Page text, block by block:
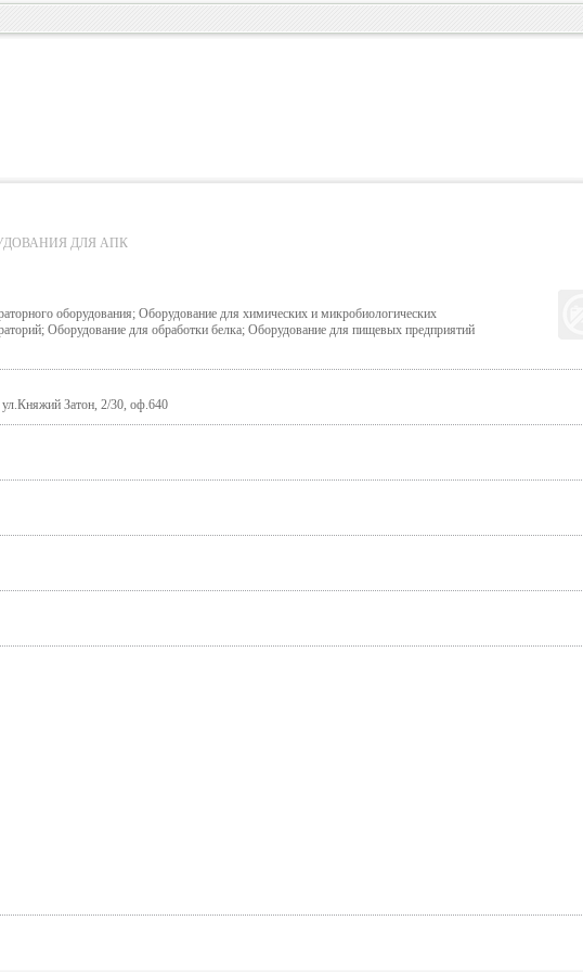
ДЛЯ АПК
оборудования; Оборудование для химических и микробиологических
Оборудование для обработки белка; Оборудование для пищевых предприятий
Затон, 2/30, оф.640